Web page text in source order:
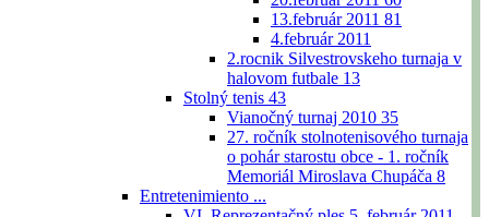
13.február 2011 81
4.február 2011
2.rocnik Silvestrovskeho turnaja v
halovom futbale 13
Stolný tenis 43
Vianočný turnaj 2010 35
27. ročník stolnotenisového turnaja
o pohár starostu obce - 1. ročník
Memoriál Miroslava Chupáča 8
Entretenimiento ...